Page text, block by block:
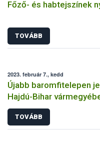
Főző- és habtejszínek
TOVÁBB
2023. február 7., kedd
Újabb baromfitelepen
Hajdú-Bihar
TOVÁBB